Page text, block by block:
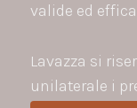
valide ed
Lavazza si
unilaterale i